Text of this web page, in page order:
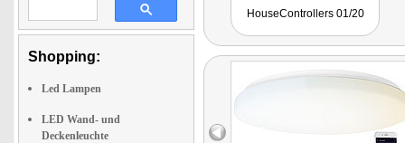
Shopping:
Led Lampen
LED Wand- und
Deckenleuchte
HouseControllers 01/20